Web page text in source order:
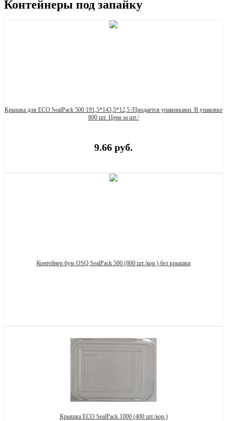
Контейнеры под запайку
Крышка для ECO SealPack 500 191,5*143,5*12,5 /Продается упаковками. В упаковке
800 шт. Цена за шт./
9.66 руб.
Контейнер бум OSQ SealPack 500 (800 шт./кор.) без крышки
Крышка ECO SealPack 1000 (400 шт./кор.)